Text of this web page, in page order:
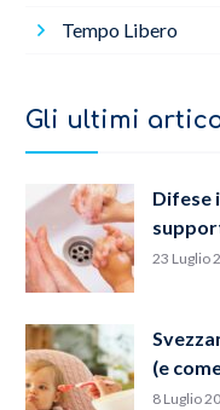
Tempo Libero
Gli ultimi
Difese
23 Luglio
(e
8 Luglio